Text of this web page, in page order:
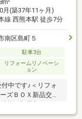
月(築37年11ヶ月)
線 西熊本駅 徒歩7分
南区島町５
駐車3台
リフォームリノベーシ
ョン
中です♪＜リフォ
ズＢＯＸ新品交
全居室火災警報器